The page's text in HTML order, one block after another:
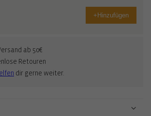
+ Hinzufügen
ab 50€
Retouren
dir gerne weiter.